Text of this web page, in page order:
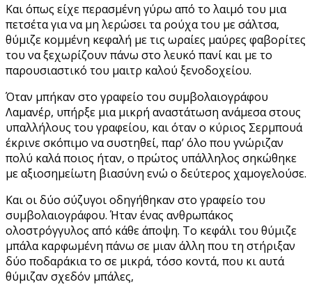
Και όπως είχε περασμένη γύρω από το λαιμό του μια
πετσέτα για να μη λερώσει τα ρούχα του με σάλτσα,
θύμιζε κομμένη κεφαλή με τις ωραίες μαύρες φαβορίτες
του να ξεχωρίζουν πάνω στο λευκό πανί και με το
παρουσιαστικό του μαιτρ καλού ξενοδοχείου.
Όταν μπήκαν στο γραφείο του συμβολαιογράφου
Λαμανέρ, υπήρξε μια μικρή αναστάτωση ανάμεσα στους
υπαλλήλους του γραφείου, και όταν ο κύριος Σερμπουά
έκρινε σκόπιμο να συστηθεί, παρ’ όλο που γνώριζαν
πολύ καλά ποιος ήταν, ο πρώτος υπάλληλος σηκώθηκε
με αξιοσημείωτη βιασύνη ενώ ο δεύτερος χαμογελούσε.
Και οι δύο σύζυγοι οδηγήθηκαν στο γραφείο του
συμβολαιογράφου. Ήταν ένας ανθρωπάκος
ολοστρόγγυλος από κάθε άποψη. Το κεφάλι του θύμιζε
μπάλα καρφωμένη πάνω σε μιαν άλλη που τη στήριξαν
δύο ποδαράκια το σε μικρά, τόσο κοντά, που κι αυτά
θύμιζαν σχεδόν μπάλες,